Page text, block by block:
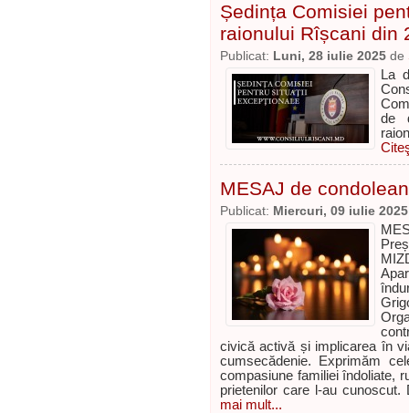
Ședința Comisiei
raionului Rîșcani din
Publicat: Luni, 28 iulie 2025 de
La
de
MESAJ de
Publicat: Miercuri, 09 iulie 2025
civică activă și implicarea în
cumsecădenie. Exprimăm
compasiune familiei îndoliate,
prietenilor care l-au
mai mult...